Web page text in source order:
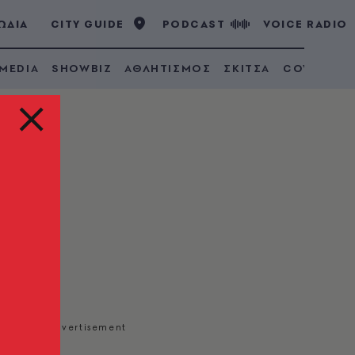
CITY GUIDE PODCAST VOICE RADIO
SHOWBIZ ΑΘΛΗΤΙΣΜΟΣ ΣΚΙΤΣΑ COVID 19